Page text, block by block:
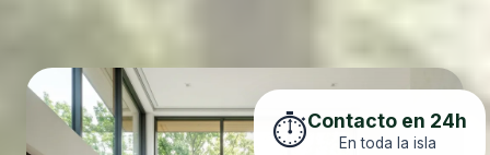
⏱️Contacto en 24h
En toda la isla